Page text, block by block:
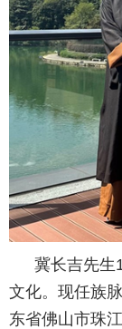
冀长吉先生
文化。现任族
东省佛山市珠